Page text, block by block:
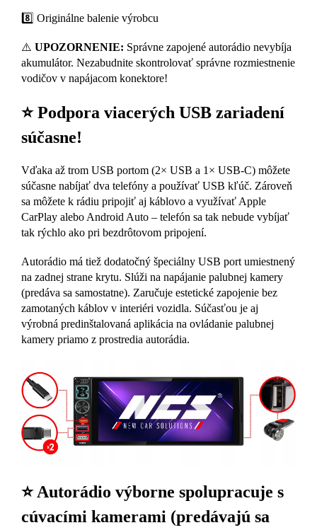
8️⃣ Originálne balenie výrobcu
⚠️ UPOZORNENIE: Správne zapojené autorádio nevybíja
akumulátor. Nezabudnite skontrolovať správne rozmiestnenie
vodičov v napájacom konektore!
⭐ Podpora viacerých USB zariadení
súčasne!
Vďaka až trom USB portom (2× USB a 1× USB-C) môžete
súčasne nabíjať dva telefóny a používať USB kľúč. Zároveň
sa môžete k rádiu pripojiť aj káblovo a využívať Apple
CarPlay alebo Android Auto – telefón sa tak nebude vybíjať
tak rýchlo ako pri bezdrôtovom pripojení.
Autorádio má tiež dodatočný špeciálny USB port umiestnený
na zadnej strane krytu. Slúži na napájanie palubnej kamery
(predáva sa samostatne). Zaručuje estetické zapojenie bez
zamotaných káblov v interiéri vozidla. Súčasťou je aj
výrobná predinštalovaná aplikácia na ovládanie palubnej
kamery priamo z prostredia autorádia.
⭐ Autorádio výborne spolupracuje s
cúvacími kamerami (predávajú sa